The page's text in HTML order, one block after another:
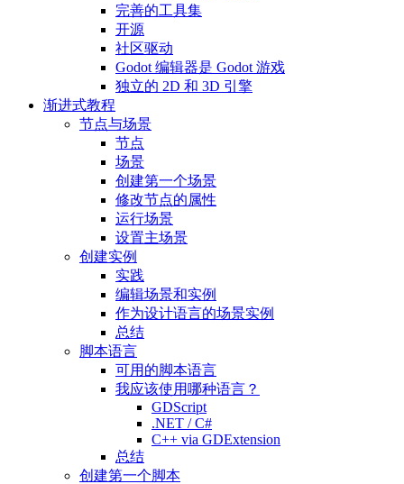
完善的工具集
开源
社区驱动
Godot 编辑器是 Godot 游戏
独立的 2D 和 3D 引擎
渐进式教程
节点与场景
节点
场景
创建第一个场景
修改节点的属性
运行场景
设置主场景
创建实例
实践
编辑场景和实例
作为设计语言的场景实例
总结
脚本语言
可用的脚本语言
我应该使用哪种语言？
GDScript
.NET / C#
C++ via GDExtension
总结
创建第一个脚本